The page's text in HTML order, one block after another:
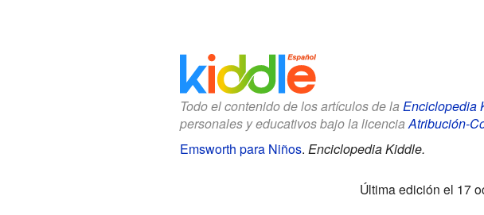
Todo el contenido de los artículos de la Enciclopedia
personales y educativos bajo la licenciaAtribución-
Emsworth para Niños. Enciclopedia Kiddle.
Última edición el 17